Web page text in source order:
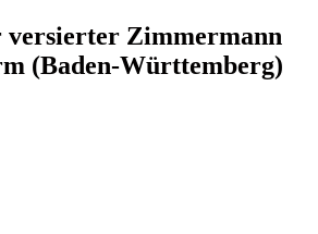
versierter Zimmermann
(Baden-Württemberg)